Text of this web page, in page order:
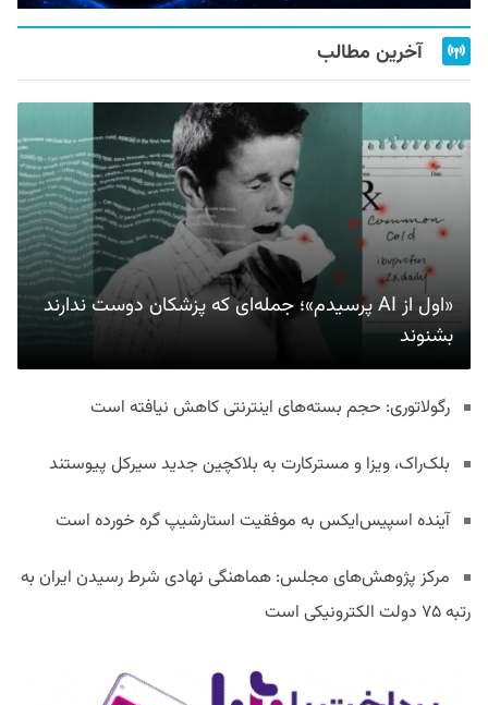
آخرین مطالب
«اول از AI پرسیدم»؛ جمله‌ای که پزشکان دوست ندارند
بشنوند
رگولاتوری: حجم بسته‌های اینترنتی کاهش نیافته است
بلک‌راک، ویزا و مسترکارت به بلاکچین جدید سیرکل پیوستند
آینده اسپیس‌ایکس به موفقیت استارشیپ گره خورده است
مرکز پژوهش‌های مجلس: هماهنگی نهادی شرط رسیدن ایران به
رتبه ۷۵ دولت الکترونیکی است